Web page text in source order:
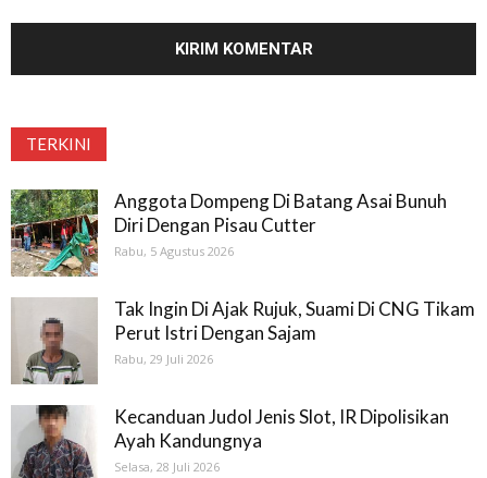
TERKINI
Anggota Dompeng Di Batang Asai Bunuh
Diri Dengan Pisau Cutter
Rabu, 5 Agustus 2026
Tak Ingin Di Ajak Rujuk, Suami Di CNG Tikam
Perut Istri Dengan Sajam
Rabu, 29 Juli 2026
Kecanduan Judol Jenis Slot, IR Dipolisikan
Ayah Kandungnya
Selasa, 28 Juli 2026